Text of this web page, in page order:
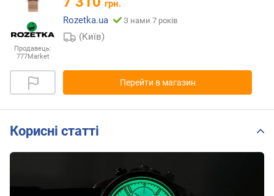
Продавець:
777Market
грн.
Rozetka.ua
З нами 7 років
(Київ)
Перейти в магазин
Корисні статті